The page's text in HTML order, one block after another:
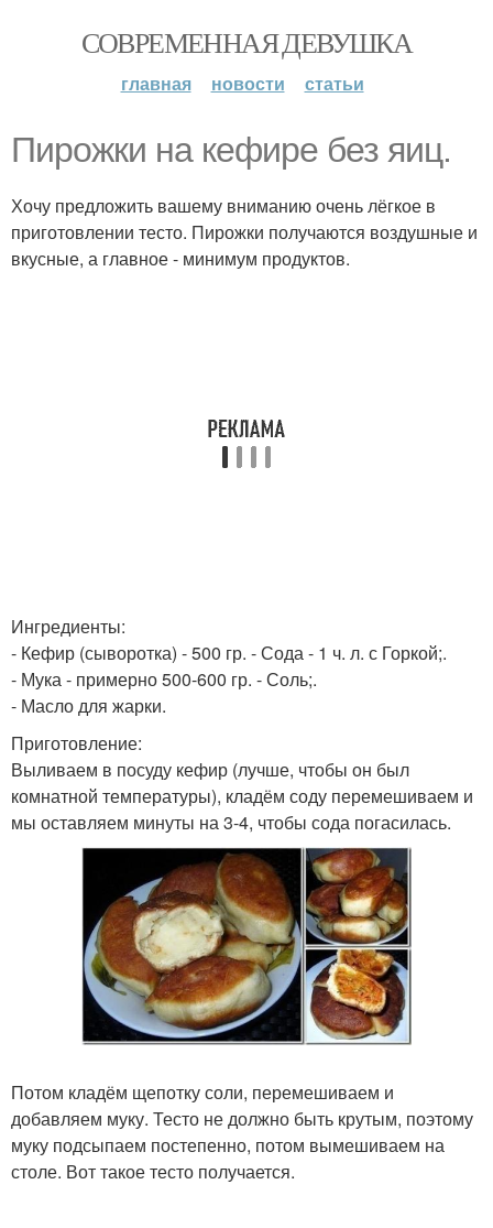
СОВРЕМЕННАЯ ДЕВУШКА
главная новости статьи
Пирожки на кефире без яиц.
Хочу предложить вашему вниманию очень лёгкое в
приготовлении тесто. Пирожки получаются воздушные и
вкусные, а главное - минимум продуктов.
Ингредиенты:
- Кефир (сыворотка) - 500 гр. - Сода - 1 ч. л. с Горкой;.
- Мука - примерно 500-600 гр. - Соль;.
- Масло для жарки.
Приготовление:
Выливаем в посуду кефир (лучше, чтобы он был
комнатной температуры), кладём соду перемешиваем и
мы оставляем минуты на 3-4, чтобы сода погасилась.
Потом кладём щепотку соли, перемешиваем и
добавляем муку. Тесто не должно быть крутым, поэтому
муку подсыпаем постепенно, потом вымешиваем на
столе. Вот такое тесто получается.